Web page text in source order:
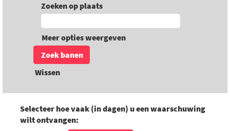
Zoeken op plaats
Meer opties weergeven
Wissen
Selecteer hoe vaak (in dagen) u een waarschuwing
wilt ontvangen: